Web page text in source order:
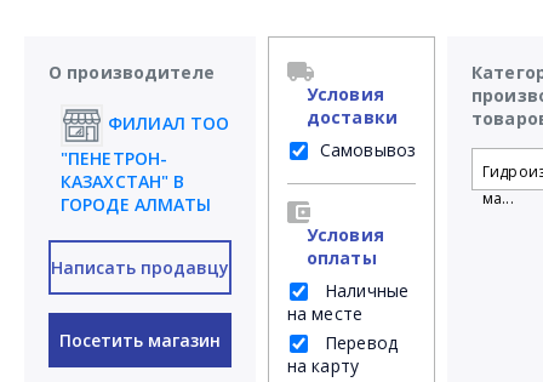
О производителе
ФИЛИАЛ ТОО
"ПЕНЕТРОН-
КАЗАХСТАН" В
ГОРОДЕ АЛМАТЫ
Написать продавцу
Посетить магазин
Условия
доставки
Самовывоз
Условия
оплаты
Наличные
на месте
Перевод
на карту
ма...